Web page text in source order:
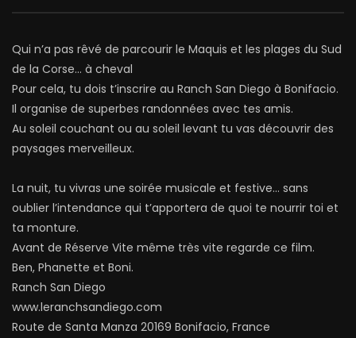
Qui n’a pas rêvé de parcourir le Maquis et les plages du Sud
de la Corse… à cheval
Pour cela, tu dois t’inscrire au Ranch San Diego à Bonifacio.
Il organise de superbes randonnées avec tes amis.
Au soleil couchant ou au soleil levant tu vas découvrir des
paysages merveilleux.
La nuit, tu vivras une soirée musicale et festive… sans
oublier l’intendance qui t’apportera de quoi te nourrir toi et
ta monture.
Avant de Réserve Vite même très vite regarde ce film.
Ben, Phanette et Boni.
Ranch San Diego
www.leranchsandiego.com
Route de Santa Manza 20169 Bonifacio, France